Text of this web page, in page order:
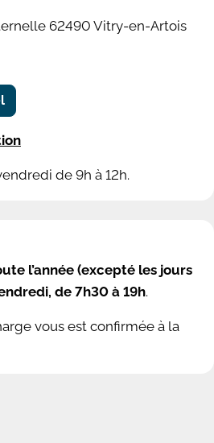
62490 Vitry-en-Artois
de 9h à 12h.
l’année (excepté les jours
de 7h30 à 19h.
vous est confirmée à la